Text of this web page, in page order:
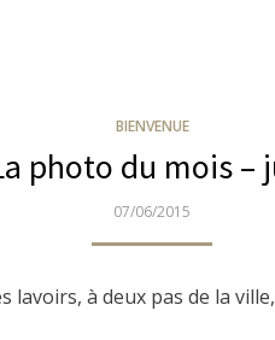
BIENVENUE
photo du mois –
PUBLIÉ
07/06/2015
lavoirs, à deux pas de la